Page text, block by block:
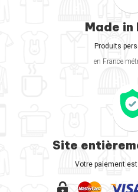
Made in
Produits
en France
Site
Votre paiement